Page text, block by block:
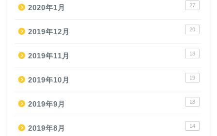
2020年1月 27
2019年12月 20
2019年11月 18
2019年10月 19
2019年9月 18
2019年8月 14